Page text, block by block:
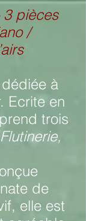
3 pièces
/
à
Ecrite en
trois
Flutinerie,
de
elle est